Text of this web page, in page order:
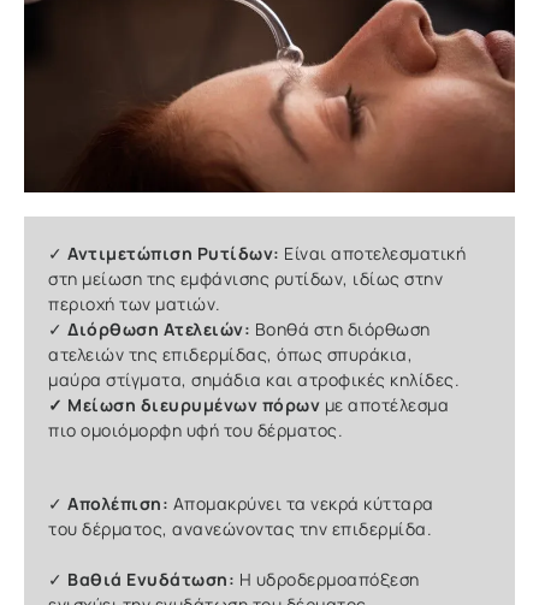
✓ Απολέπιση: Απομακρύνει τα νεκρά κύτταρα
του δέρματος, ανανεώνοντας την επιδερμίδα.
✓ Βαθιά Ενυδάτωση: Η υδροδερμοαπόξεση
✓ Αντιμετώπιση Ρυτίδων: Είναι αποτελεσματική
στη μείωση της εμφάνισης ρυτίδων, ιδίως στην
περιοχή των ματιών.
✓ Διόρθωση Ατελειών: Βοηθά στη διόρθωση
ατελειών της επιδερμίδας, όπως σπυράκια,
μαύρα στίγματα, σημάδια και ατροφικές κηλίδες.
✓ Μείωση διευρυμένων πόρων με αποτέλεσμα
πιο ομοιόμορφη υφή του δέρματος.